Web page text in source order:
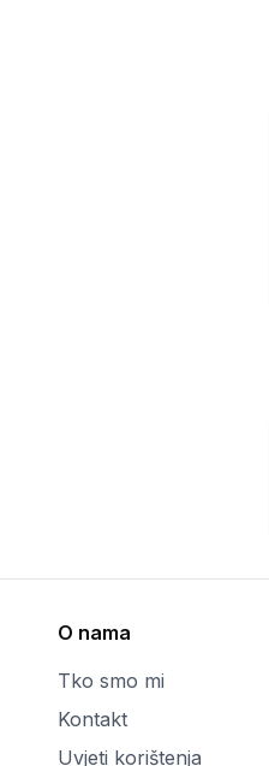
O nama
Tko smo mi
Kontakt
Uvjeti korištenja